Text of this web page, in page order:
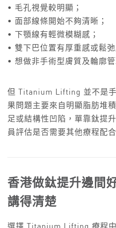
• 毛孔視覺較明顯；
• 面部線條開始不夠清晰；
• 下顎線有輕微模糊感；
• 雙下巴位置有厚重感或鬆弛
• 想做非手術型膚質及輪廓管
但 Titanium Lifting 並不是
果問題主要來自明顯脂肪堆
足或結構性凹陷，單靠鈦提
員評估是否需要其他療程配合
香港做鈦提升邊間
講得清楚